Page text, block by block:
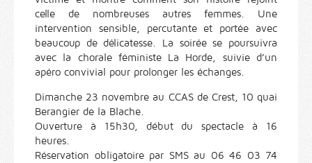
celle de nombreuses autres femmes. Une
intervention sensible, percutante et portée avec
beaucoup de délicatesse. La soirée se poursuivra
avec la chorale féministe La Horde, suivie d’un
apéro convivial pour prolonger les échanges.
Dimanche 23 novembre au CCAS de Crest, 10 quai
Berangier de la Blache.
Ouverture à 15h30, début du spectacle à 16
heures.
Réservation obligatoire par SMS au 06 46 03 74